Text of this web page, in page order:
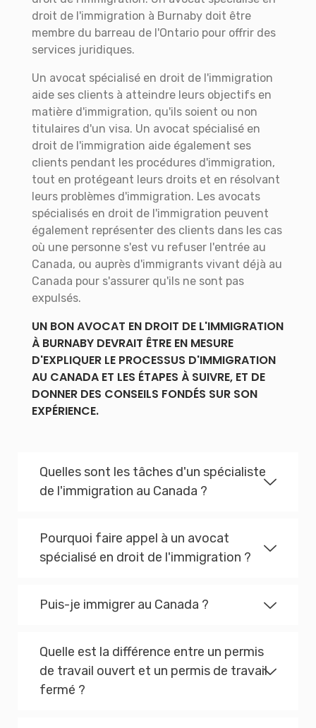
droit de l'immigration à Burnaby doit être
membre du barreau de l'Ontario pour offrir des
services juridiques.
Un avocat spécialisé en droit de l'immigration
aide ses clients à atteindre leurs objectifs en
matière d'immigration, qu'ils soient ou non
titulaires d'un visa. Un avocat spécialisé en
droit de l'immigration aide également ses
clients pendant les procédures d'immigration,
tout en protégeant leurs droits et en résolvant
leurs problèmes d'immigration. Les avocats
spécialisés en droit de l'immigration peuvent
également représenter des clients dans les cas
où une personne s'est vu refuser l'entrée au
Canada, ou auprès d'immigrants vivant déjà au
Canada pour s'assurer qu'ils ne sont pas
expulsés.
UN BON AVOCAT EN DROIT DE L'IMMIGRATION
À BURNABY DEVRAIT ÊTRE EN MESURE
D'EXPLIQUER LE PROCESSUS D'IMMIGRATION
AU CANADA ET LES ÉTAPES À SUIVRE, ET DE
DONNER DES CONSEILS FONDÉS SUR SON
EXPÉRIENCE.
Quelles sont les tâches d'un spécialiste
de l'immigration au Canada ?
Pourquoi faire appel à un avocat
spécialisé en droit de l'immigration ?
Puis-je immigrer au Canada ?
Quelle est la différence entre un permis
de travail ouvert et un permis de travail
fermé ?